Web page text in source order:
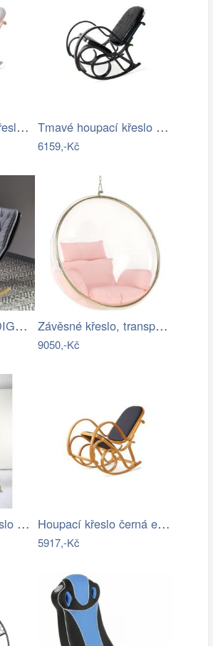
Klasické houpací křeslo - AT Tmavé houpací křeslo z přírodní ovčí…
6159,-Kč
Houpací křeslo INDIGO Halmar Závěsné křeslo, transparentní/zlatá…
9050,-Kč
ROJA Závěsné křeslo CALI antracit Houpací křeslo černá ekokůže - AT
5917,-Kč